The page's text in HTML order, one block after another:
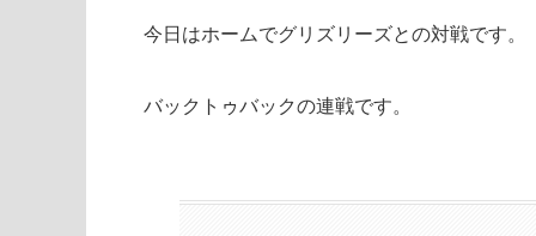
今日はホームでグリズリーズとの対戦です。
バックトゥバックの連戦です。